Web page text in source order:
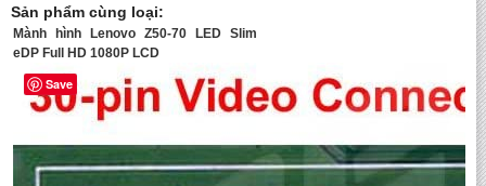
Sản phẩm cùng loại:
Mành hình Lenovo Z50-70 LED Slim
eDP Full HD 1080P LCD
Save